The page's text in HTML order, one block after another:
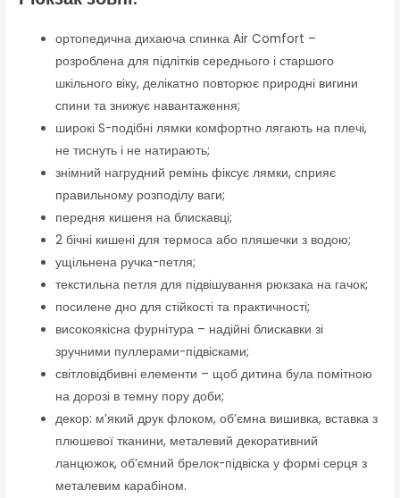
ортопедична дихаюча спинка Air Comfort –
розроблена для підлітків середнього і старшого
шкільного віку, делікатно повторює природні вигини
спини та знижує навантаження;
широкі S-подібні лямки комфортно лягають на плечі,
не тиснуть і не натирають;
знімний нагрудний ремінь фіксує лямки, сприяє
правильному розподілу ваги;
передня кишеня на блискавці;
2 бічні кишені для термоса або пляшечки з водою;
ущільнена ручка-петля;
текстильна петля для підвішування рюкзака на гачок;
посилене дно для стійкості та практичності;
високоякісна фурнітура – надійні блискавки зі
зручними пуллерами-підвісками;
світловідбивні елементи – щоб дитина була помітною
на дорозі в темну пору доби;
декор: м’який друк флоком, об’ємна вишивка, вставка з
плюшевої тканини, металевий декоративний
ланцюжок, об’ємний брелок-підвіска у формі серця з
металевим карабіном.